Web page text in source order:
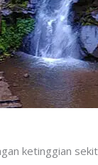
ketinggian